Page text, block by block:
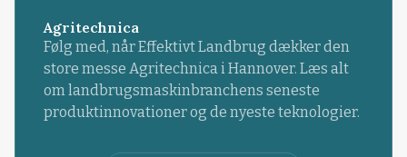
Agritechnica
Følg med, når Effektivt Landbrug dækker den
store messe Agritechnica i Hannover. Læs alt
om landbrugsmaskinbranchens seneste
produktinnovationer og de nyeste teknologier.